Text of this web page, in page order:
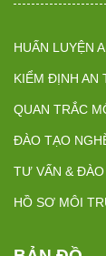
HUẤN LUYỆN
KIỂM ĐỊNH AN
QUAN TRẮC
ĐÀO TẠO
TƯ VẤN &
HỒ SƠ MÔI